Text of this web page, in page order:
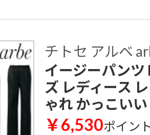
チトセ アルベ
イージーパンツ
ズ レディース
ゃれ かっこいい
￥6,530ポイン